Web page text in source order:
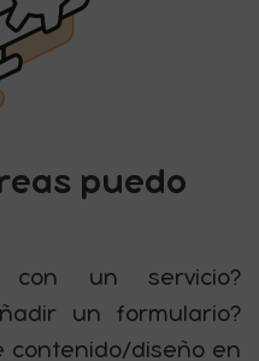
puedo
con un servicio?
un formulario?
contenido/diseño en